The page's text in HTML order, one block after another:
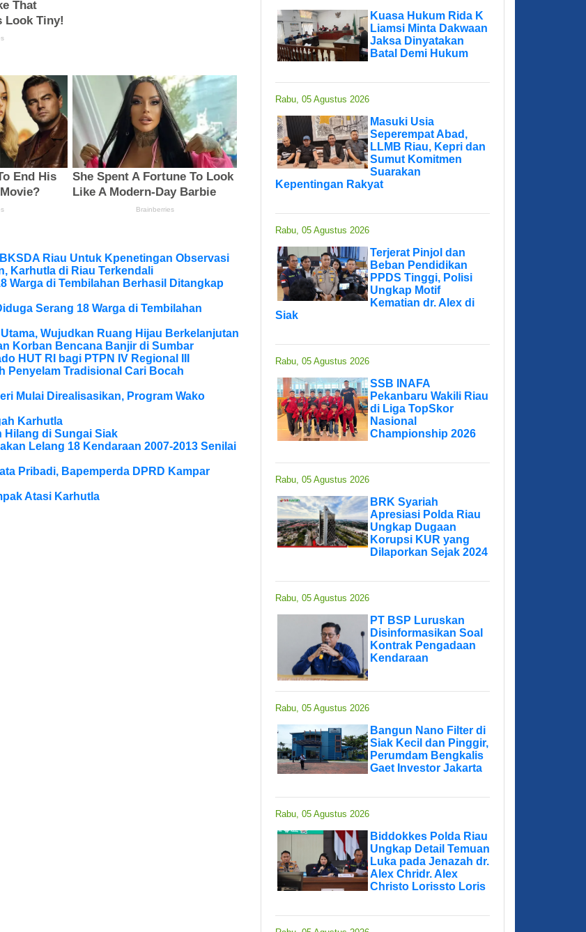
Riau Untuk Kpenetingan Observasi
Karhutla di Riau Terkendali
Warga di Tembilahan Berhasil Ditangkap
Serang 18 Warga di Tembilahan
Wujudkan Ruang Hijau Berkelanjutan
Korban Bencana Banjir di Sumbar
HUT RI bagi PTPN IV Regional III
Penyelam Tradisional Cari Bocah
Mulai Direalisasikan, Program Wako
Karhutla
Hilang di Sungai Siak
Lelang 18 Kendaraan 2007-2013 Senilai
Pribadi, Bapemperda DPRD Kampar
Atasi Karhutla
Kuasa Hukum Rida K
Liamsi Minta Dakwaan
Jaksa Dinyatakan
Batal Demi Hukum
Rabu, 05 Agustus 2026
Masuki Usia
Seperempat Abad,
LLMB Riau, Kepri dan
Sumut Komitmen
Suarakan
Kepentingan Rakyat
Rabu, 05 Agustus 2026
Terjerat Pinjol dan
Beban Pendidikan
PPDS Tinggi, Polisi
Ungkap Motif
Kematian dr. Alex di
Siak
Rabu, 05 Agustus 2026
SSB INAFA
Pekanbaru Wakili Riau
di Liga TopSkor
Nasional
Championship 2026
Rabu, 05 Agustus 2026
BRK Syariah
Apresiasi Polda Riau
Ungkap Dugaan
Korupsi KUR yang
Dilaporkan Sejak 2024
Rabu, 05 Agustus 2026
PT BSP Luruskan
Disinformasikan Soal
Kontrak Pengadaan
Kendaraan
Rabu, 05 Agustus 2026
Bangun Nano Filter di
Siak Kecil dan Pinggir,
Perumdam Bengkalis
Gaet Investor Jakarta
Rabu, 05 Agustus 2026
Biddokkes Polda Riau
Ungkap Detail Temuan
Luka pada Jenazah dr.
Alex Chridr. Alex
Christo Lorissto Loris